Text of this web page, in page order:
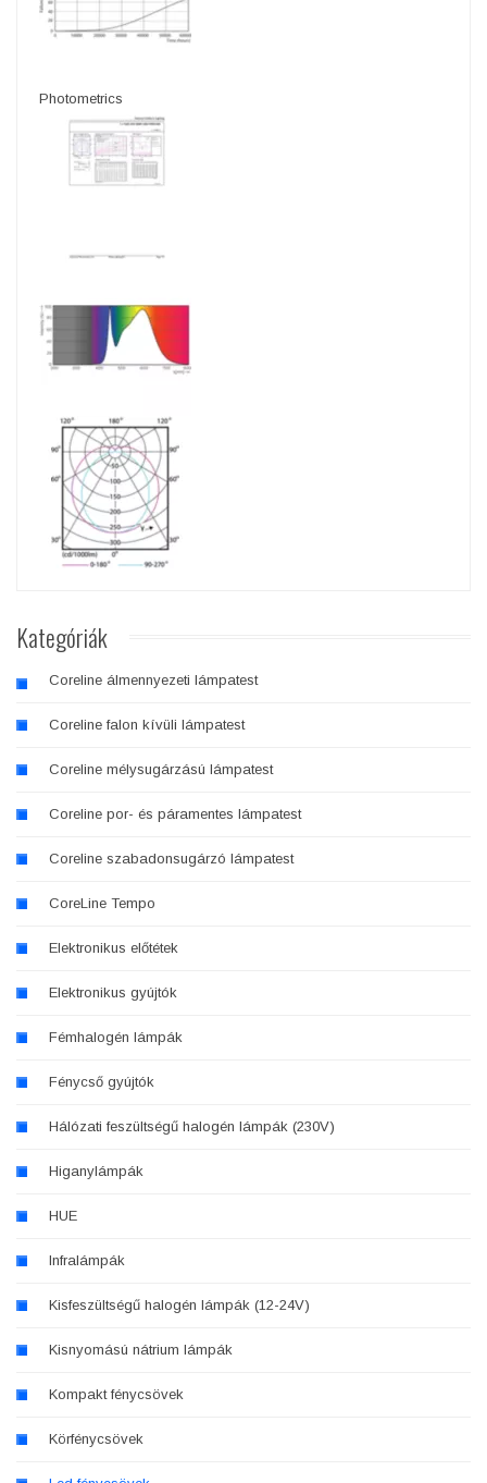
Photometrics
Kategóriák
Coreline álmennyezeti lámpatest
Coreline falon kívüli lámpatest
Coreline mélysugárzású lámpatest
Coreline por- és páramentes lámpatest
Coreline szabadonsugárzó lámpatest
CoreLine Tempo
Elektronikus előtétek
Elektronikus gyújtók
Fémhalogén lámpák
Fénycső gyújtók
Hálózati feszültségű halogén lámpák (230V)
Higanylámpák
HUE
Infralámpák
Kisfeszültségű halogén lámpák (12-24V)
Kisnyomású nátrium lámpák
Kompakt fénycsövek
Körfénycsövek